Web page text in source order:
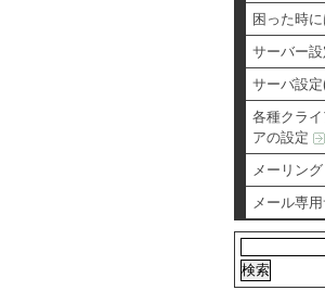
困った時に
サーバー
サーバ設
各種クラ
アの設定
メーリン
メール専